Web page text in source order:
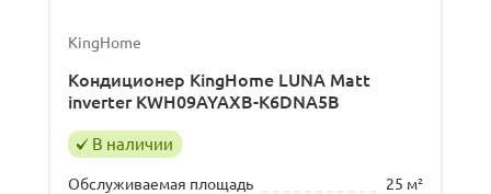
KingHome
Кондиционер KingHome LUNA Matt
inverter KWH09AYAXB-K6DNA5B
В наличии
Обслуживаемая площадь
25 м²